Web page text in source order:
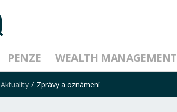
PENZE WEALTH MANAGEMENT
Aktuality Zprávy a oznámení